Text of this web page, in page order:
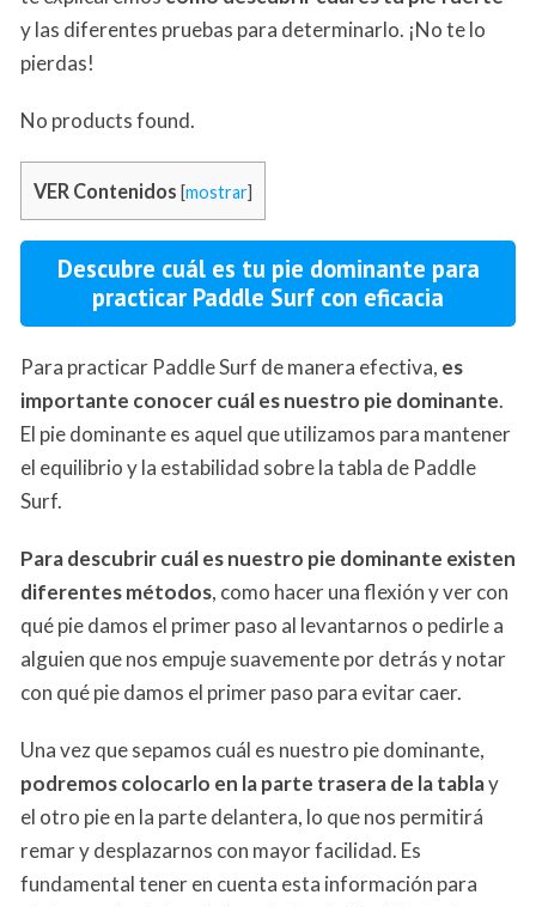
y las diferentes pruebas para determinarlo. ¡No te lo
pierdas!
No products found.
VER Contenidos [mostrar]
Descubre cuál es tu pie dominante para
practicar Paddle Surf con eficacia
Para practicar Paddle Surf de manera efectiva, es
importante conocer cuál es nuestro pie dominante.
El pie dominante es aquel que utilizamos para mantener
el equilibrio y la estabilidad sobre la tabla de Paddle
Surf.
Para descubrir cuál es nuestro pie dominante existen
diferentes métodos, como hacer una flexión y ver con
qué pie damos el primer paso al levantarnos o pedirle a
alguien que nos empuje suavemente por detrás y notar
con qué pie damos el primer paso para evitar caer.
Una vez que sepamos cuál es nuestro pie dominante,
podremos colocarlo en la parte trasera de la tablay
el otro pie en la parte delantera, lo que nos permitirá
remar y desplazarnos con mayor facilidad. Es
fundamental tener en cuenta esta información para